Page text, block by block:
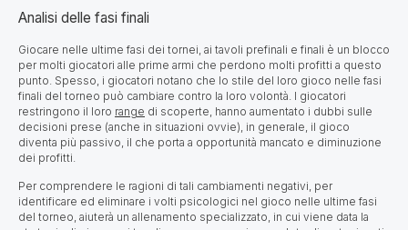
Analisi delle fasi finali
Giocare nelle ultime fasi dei tornei, ai tavoli prefinali e finali è un blocco
per molti giocatori alle prime armi che perdono molti profitti a questo
punto. Spesso, i giocatori notano che lo stile del loro gioco nelle fasi
finali del torneo può cambiare contro la loro volontà. I giocatori
restringono il loro range di scoperte, hanno aumentato i dubbi sulle
decisioni prese (anche in situazioni ovvie), in generale, il gioco
diventa più passivo, il che porta a opportunità mancato e diminuzione
dei profitti.
Per comprendere le ragioni di tali cambiamenti negativi, per
identificare ed eliminare i volti psicologici nel gioco nelle ultime fasi
del torneo, aiuterà un allenamento specializzato, in cui viene data la